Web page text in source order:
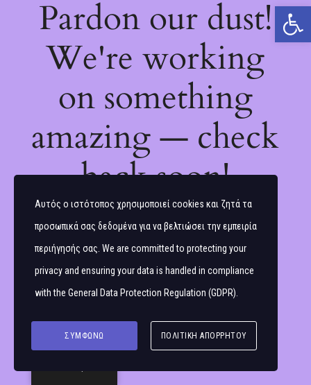
Ανοίξτε τη γραμμή εργαλείων
Pardon our dust!
We're working
on something
amazing — check
back soon!
Αυτός ο ιστότοπος χρησιμοποιεί cookies και ζητά τα
προσωπικά σας δεδομένα για να βελτιώσει την εμπειρία
περιήγησής σας. We are committed to protecting your
privacy and ensuring your data is handled in compliance
with the General Data Protection Regulation (GDPR)
ΣΥΜΦΩΝΏ ΠΟΛΙΤΙΚΉ ΑΠΟΡΡΉΤΟΥ